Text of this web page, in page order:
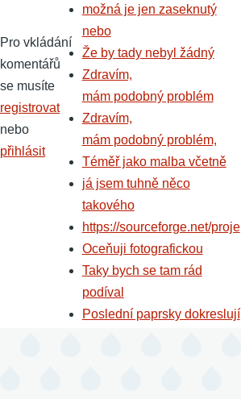
Pro vkládání
komentářů
se musíte
registrovat
nebo
přihlásit
možná je jen zaseknutý
nebo
Že by tady nebyl žádný
Zdravím,
mám podobný problém
Zdravím,
mám podobný problém,
Téměř jako malba včetně
já jsem tuhně něco
takového
https://sourceforge.net/proje
Oceňuji fotografickou
Taky bych se tam rád
podíval
Poslední paprsky dokreslují